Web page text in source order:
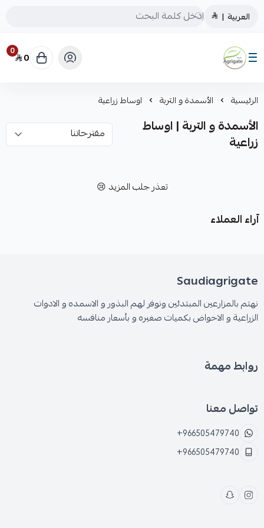
العربية |
Saudiagrigate
0 0
الرئيسية الأسمدة و التربة اوساط زراعية
الأسمدة و التربة | اوساط
زراعية
تعذر جلب المزيد 😢
آراء العملاء
Saudiagrigate
نهتم بالمزارعين المبتدئين ونوفر لهم البذور و الاسمده و الادوات
الزراعية و الاحواض بكميات صغيره و بأسعار منافسه
روابط مهمة
تواصل معنا
+966505479740
+966505479740